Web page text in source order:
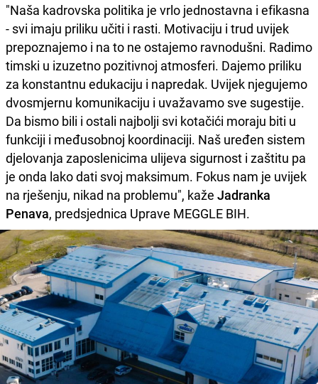
"Naša kadrovska politika je vrlo jednostavna i efikasna
- svi imaju priliku učiti i rasti. Motivaciju i trud uvijek
prepoznajemo i na to ne ostajemo ravnodušni. Radimo
timski u izuzetno pozitivnoj atmosferi. Dajemo priliku
za konstantnu edukaciju i napredak. Uvijek njegujemo
dvosmjernu komunikaciju i uvažavamo sve sugestije.
Da bismo bili i ostali najbolji svi kotačići moraju biti u
funkciji i međusobnoj koordinaciji. Naš uređen sistem
djelovanja zaposlenicima ulijeva sigurnost i zaštitu pa
je onda lako dati svoj maksimum. Fokus nam je uvijek
na rješenju, nikad na problemu", kaže Jadranka
Penava, predsjednica Uprave MEGGLE BIH.